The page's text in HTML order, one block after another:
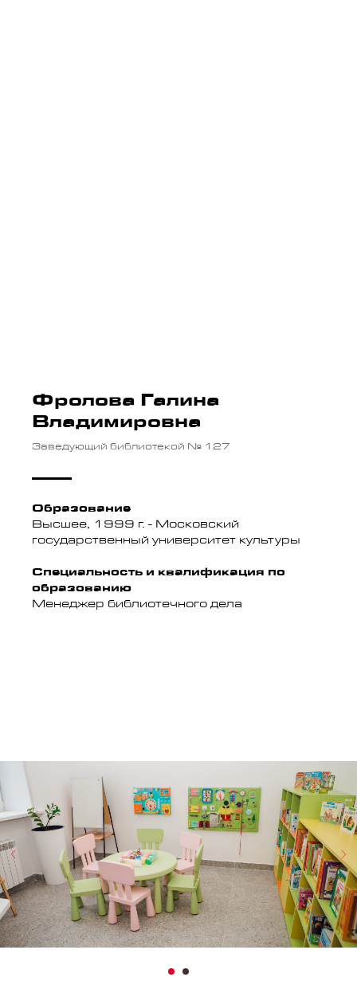
Фролова Галина
Владимировна
Заведующий библиотекой № 127
Образование
Высшее, 1999 г. - Московский
государственный университет культуры
Специальность и квалификация по
образованию
Менеджер библиотечного дела